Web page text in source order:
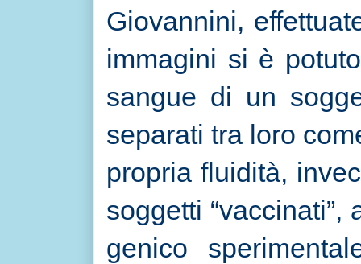
Giovannini,
immagini si è
sangue di un
separati tra loro
propria fluidità,
soggetti
genico